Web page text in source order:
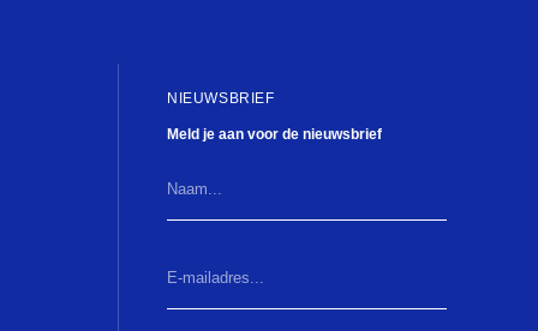
NIEUWSBRIEF
Meld je aan voor de nieuwsbrief
mailadres...